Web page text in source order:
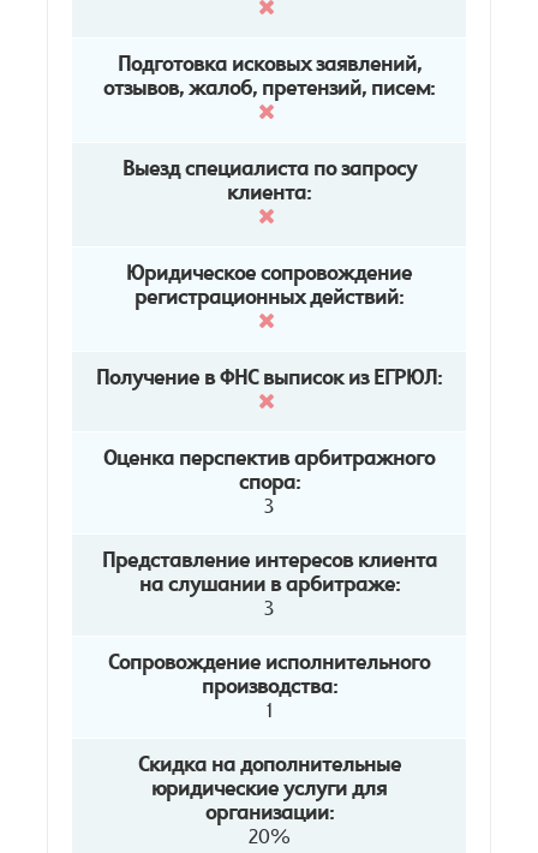
Подготовка исковых заявлений,
отзывов, жалоб, претензий, писем:
Выезд специалиста по запросу
клиента:
Юридическое сопровождение
регистрационных действий:
Получение в ФНС выписок из ЕГРЮЛ:
Оценка перспектив арбитражного
спора:
3
Представление интересов клиента
на слушании в арбитраже:
3
Сопровождение исполнительного
производства:
1
Скидка на дополнительные
юридические услуги для
организации:
20%